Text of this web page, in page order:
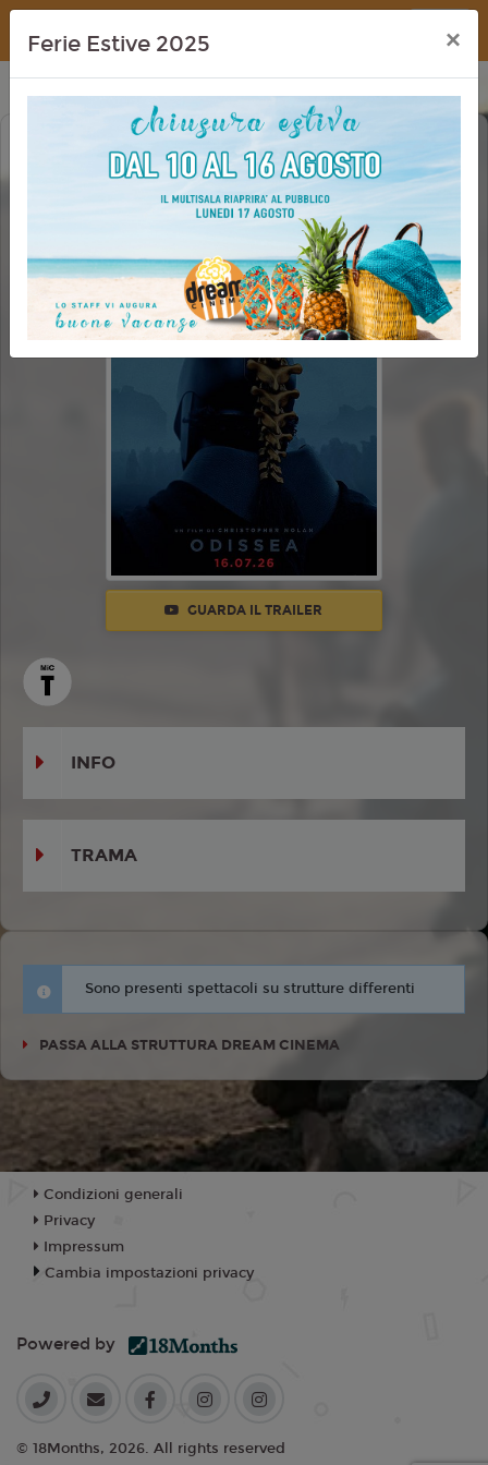
Dream Cinema
ODISSEA
GUARDA IL TRAILER
INFO
TRAMA
Sono presenti spettacoli su strutture differenti
PASSA ALLA STRUTTURA DREAM CINEMA
Ferie Estive 2025 ×
Condizioni generali
Privacy
Impressum
Cambia impostazioni privacy
Powered by
© 18Months, 2026. All rights reserved